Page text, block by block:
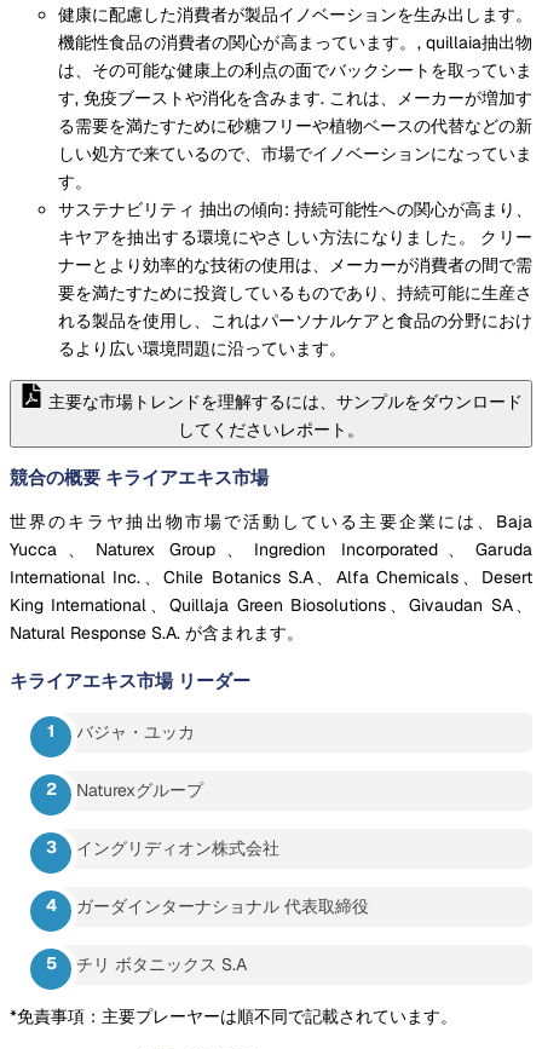
健康に配慮した消費者が製品イノベーションを生み出します。
機能性食品の消費者の関心が高まっています。, quillaia抽出物
は、その可能な健康上の利点の面でバックシートを取っていま
す, 免疫ブーストや消化を含みます. これは、メーカーが増加す
る需要を満たすために砂糖フリーや植物ベースの代替などの新
しい処方で来ているので、市場でイノベーションになっていま
す。
サステナビリティ 抽出の傾向: 持続可能性への関心が高まり、
キヤアを抽出する環境にやさしい方法になりました。 クリー
ナーとより効率的な技術の使用は、メーカーが消費者の間で需
要を満たすために投資しているものであり、持続可能に生産さ
れる製品を使用し、これはパーソナルケアと食品の分野におけ
るより広い環境問題に沿っています。
主要な市場トレンドを理解するには、サンプルをダウンロード
してくださいレポート。
競合の概要 キライアエキス市場
世界のキラヤ抽出物市場で活動している主要企業には、Baja
Yucca、Naturex Group、Ingredion Incorporated、Garuda
International Inc.、Chile Botanics S.A、Alfa Chemicals、Desert
King International、Quillaja Green Biosolutions、Givaudan SA、
Natural Response S.A. が含まれます。
キライアエキス市場 リーダー
バジャ・ユッカ
Naturexグループ
イングリディオン株式会社
ガーダインターナショナル 代表取締役
チリ ボタニックス S.A
*免責事項：主要プレーヤーは順不同で記載されています。